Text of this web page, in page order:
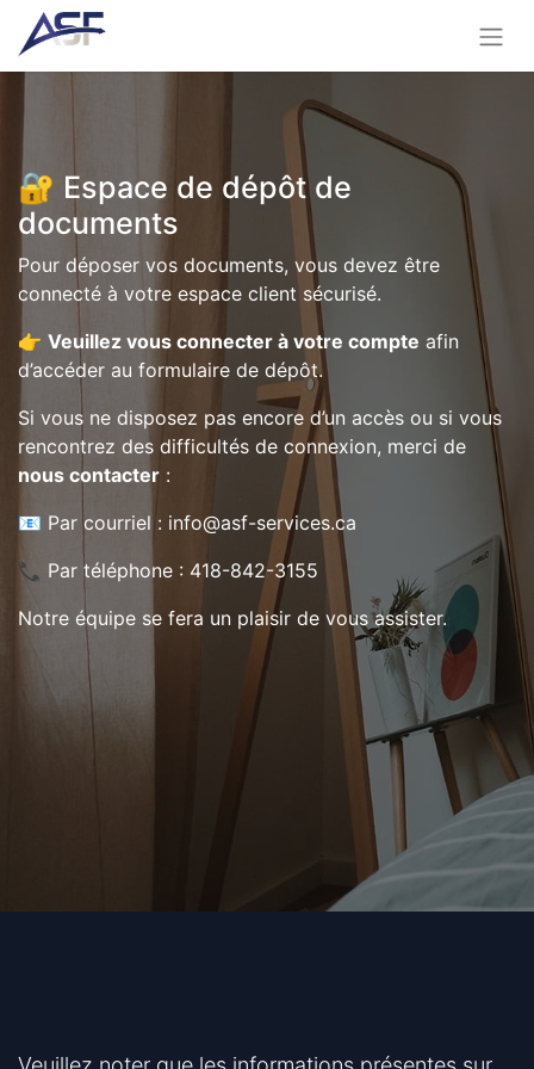
🔐 Espace de dépôt de
documents
Pour déposer vos documents, vous devez être
connecté à votre espace client sécurisé.
👉 Veuillez vous connecter à votre compte afin
d’accéder au formulaire de dépôt.
Si vous ne disposez pas encore d’un accès ou si vous
rencontrez des difficultés de connexion, merci de
nous contacter :
📧 Par courriel : info@asf-services.ca
📞 Par téléphone : 418-842-3155
Notre équipe se fera un plaisir de vous assister.